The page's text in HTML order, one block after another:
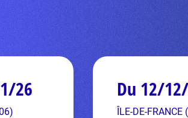
26 Du 12/
ÎLE-DE-FRANCE